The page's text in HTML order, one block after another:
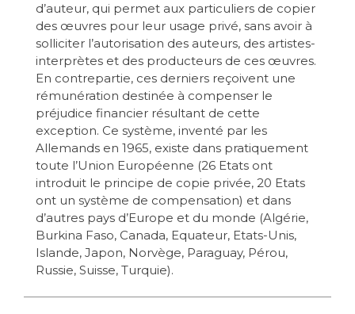
d’auteur, qui permet aux particuliers de copier
des œuvres pour leur usage privé, sans avoir à
solliciter l’autorisation des auteurs, des artistes-
interprètes et des producteurs de ces œuvres.
En contrepartie, ces derniers reçoivent une
rémunération destinée à compenser le
préjudice financier résultant de cette
exception. Ce système, inventé par les
Allemands en 1965, existe dans pratiquement
toute l’Union Européenne (26 Etats ont
introduit le principe de copie privée, 20 Etats
ont un système de compensation) et dans
d’autres pays d’Europe et du monde (Algérie,
Burkina Faso, Canada, Equateur, Etats-Unis,
Islande, Japon, Norvège, Paraguay, Pérou,
Russie, Suisse, Turquie).